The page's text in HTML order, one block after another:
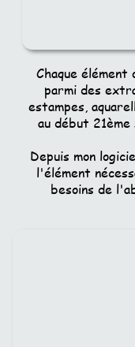
Chaque
parmi des
estampes,
au début
Depuis mon
l'élément
besoins de